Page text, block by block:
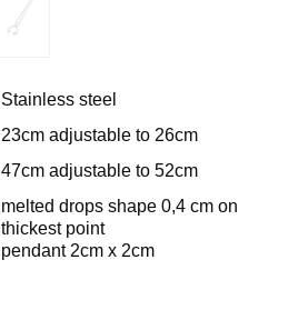
Stainless steel
23cm adjustable to 26cm
47cm adjustable to 52cm
melted drops shape 0,4 cm on
thickest point
pendant 2cm x 2cm